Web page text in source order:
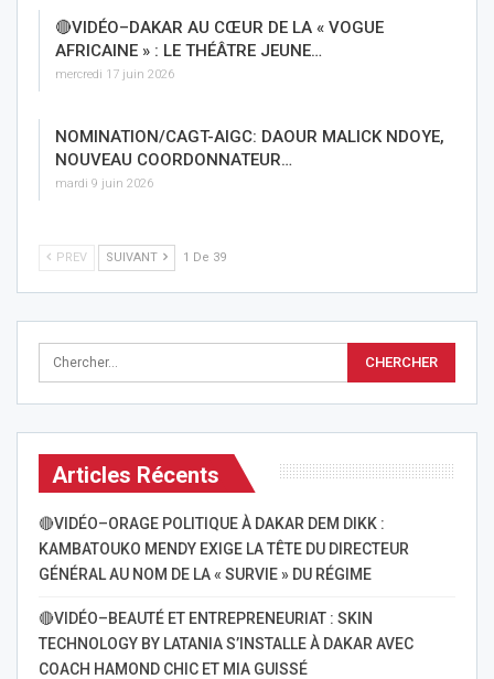
🔴VIDÉO–DAKAR AU CŒUR DE LA « VOGUE
AFRICAINE » : LE THÉÂTRE JEUNE…
mercredi 17 juin 2026
NOMINATION/CAGT-AIGC: DAOUR MALICK NDOYE,
NOUVEAU COORDONNATEUR…
mardi 9 juin 2026
PREV SUIVANT 1 De 39
Articles Récents
🔴VIDÉO–ORAGE POLITIQUE À DAKAR DEM DIKK :
KAMBATOUKO MENDY EXIGE LA TÊTE DU DIRECTEUR
GÉNÉRAL AU NOM DE LA « SURVIE » DU RÉGIME
🔴VIDÉO–BEAUTÉ ET ENTREPRENEURIAT : SKIN
TECHNOLOGY BY LATANIA S’INSTALLE À DAKAR AVEC
COACH HAMOND CHIC ET MIA GUISSÉ